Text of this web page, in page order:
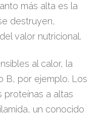
más alta es la
destruyen,
valor nutricional.
al calor, la
B, por ejemplo. Los
proteínas a altas
un conocido